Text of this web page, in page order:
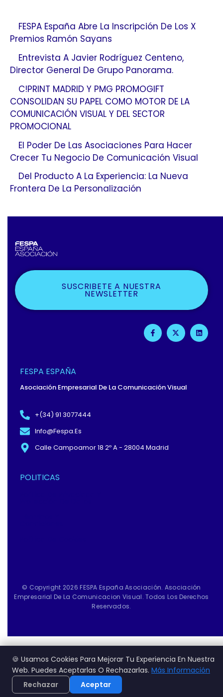
FESPA España Abre La Inscripción De Los X
Premios Ramón Sayans
Entrevista A Javier Rodríguez Centeno,
Director General De Grupo Panorama.
C!PRINT MADRID Y PMG PROMOGIFT
CONSOLIDAN SU PAPEL COMO MOTOR DE LA
COMUNICACIÓN VISUAL Y DEL SECTOR
PROMOCIONAL
El Poder De Las Asociaciones Para Hacer
Crecer Tu Negocio De Comunicación Visual
Del Producto A La Experiencia: La Nueva
Frontera De La Personalización
SUSCRIBETE A NUESTRA
NEWSLETTER
F
A
C
F
X
-
T
L
I
N
FESPA ESPAÑA
Asociación Empresarial De La Comunicación Visual
+(34) 91 3077444
Info@fespa.es
Calle Campoamor 18 2º A - 28004 Madrid
POLITICAS
© Copyright 2026 FESPA España Asociación. Asociación
Empresarial De La Comunicacion Visual. Todos Los Derechos
Reservados.
🍪 Usamos Cookies Para Mejorar Tu Experiencia En Nuestra
Web. Puedes Aceptarlas O Rechazarlas. Más Información
Rechazar
Aceptar